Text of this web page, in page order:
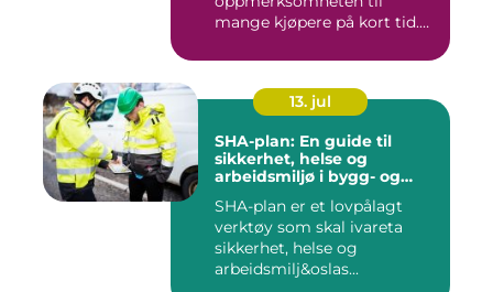
mange kjøpere på kort tid.
13. jul
SHA-plan: En guide til
sikkerhet, helse og
arbeidsmiljø i bygg- og
SHA-plan er et lovpålagt
verktøy som skal ivareta
sikkerhet, helse og
arbeidsmilj&oslas...